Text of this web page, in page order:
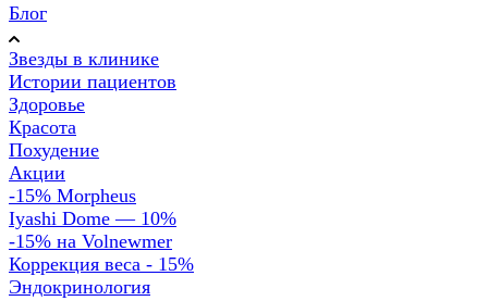
Блог
Звезды в клинике
Истории пациентов
Здоровье
Красота
Похудение
Акции
-15% Morpheus
Iyashi Dome — 10%
-15% на Volnewmer
Коррекция веса - 15%
Эндокринология